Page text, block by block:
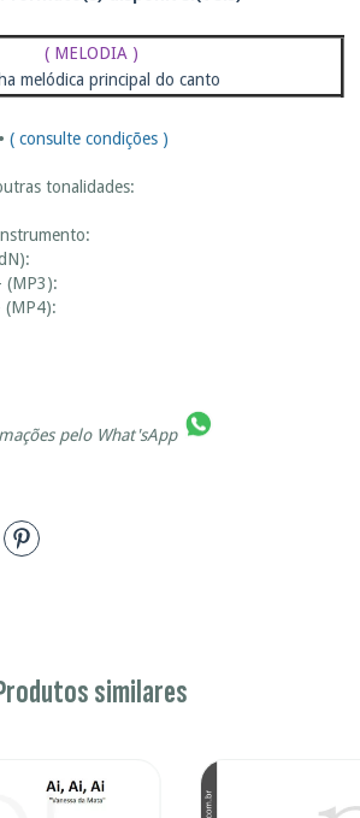
( MELODIA )
melódica principal do canto
( consulte condições )
tonalidades:
(MP3):
pelo What'sApp
similares